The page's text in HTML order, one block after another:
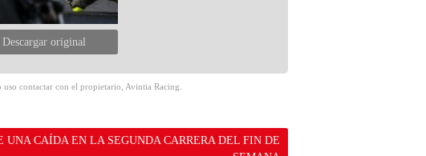
Descargar original
contactar con el propietario, Avintia Racing.
UNA CAÍDA EN LA SEGUNDA CARRERA DEL FIN DE